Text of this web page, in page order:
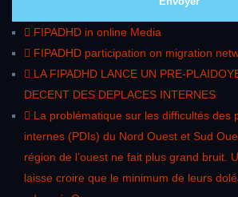
FIPADHD in online Media
FIPADHD participation on migration
LA FIPADHD LANCE UN PRE-
DECENT DES DEPLACES INTERNES
La problématique sur les difficultés des
internes (PDIs) du Nord Ouest et Sud
région de l’ouest ne fait plus grand bruit.
laisse croire que le minimum de leurs